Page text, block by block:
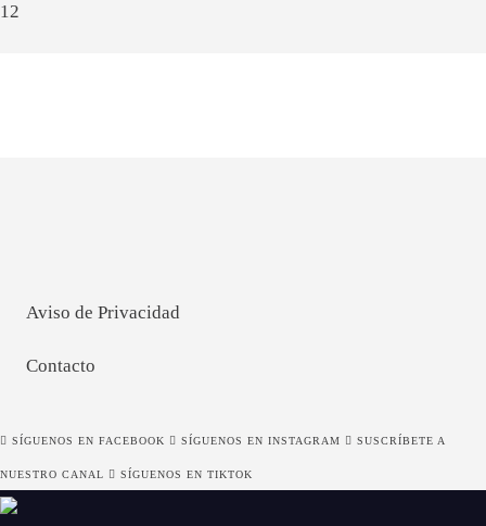
12
Aviso de Privacidad
Contacto
SÍGUENOS EN FACEBOOK SÍGUENOS EN INSTAGRAM SUSCRÍBETE A
NUESTRO CANAL SÍGUENOS EN TIKTOK